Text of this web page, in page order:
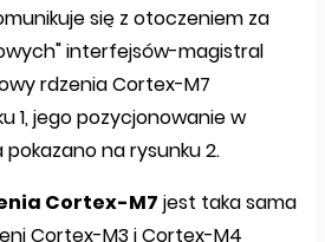
się z otoczeniem za
interfejsów-magistral
rdzenia Cortex-M7
1, jego pozycjonowanie w
na rysunku 2.
Cortex-M7 jest taka sama
Cortex-M3 i Cortex-M4